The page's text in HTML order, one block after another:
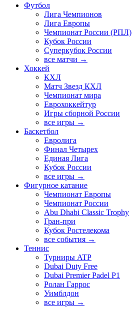
Футбол
Лига Чемпионов
Лига Европы
Чемпионат России (РПЛ)
Кубок России
Суперкубок России
все матчи →
Хоккей
КХЛ
Матч Звезд КХЛ
Чемпионат мира
Еврохоккейтур
Игры сборной России
все игры →
Баскетбол
Евролига
Финал Четырех
Единая Лига
Кубок России
все игры →
Фигурное катание
Чемпионат Европы
Чемпионат России
Abu Dhabi Classic Trophy
Гран-при
Кубок Ростелекома
все события →
Теннис
Турниры ATP
Dubai Duty Free
Dubai Premier Padel P1
Ролан Гаррос
Уимблдон
все игры →